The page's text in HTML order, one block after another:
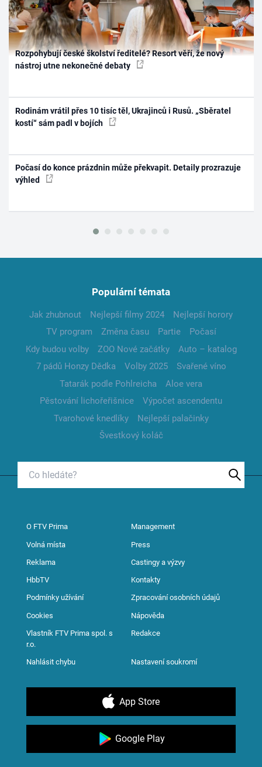
Rozpohybují české školství ředitelé? Resort věří, že nový
nástroj utne nekonečné debaty
Rodinám vrátil přes 10 tisíc těl, Ukrajinců i Rusů. „Sběratel
kostí“ sám padl v bojích
Počasí do konce prázdnin může překvapit. Detaily prozrazuje
výhled
Populární témata
Jak zhubnout Nejlepší filmy 2024
Nejlepší horory
TV program
Změna času Partie
Počasí
Kdy budou volby
ZOO Nové začátky
Auto – katalog
7 pádů Honzy Dědka
Volby 2025
Svařené víno
Tatarák podle Pohlreicha
Aloe vera
Pěstování lichořeřišnice
Výpočet ascendentu
Tvarohové knedlíky
Nejlepší palačinky
Švestkový koláč
O FTV Prima Management
Volná místa Press
Reklama Castingy a výzvy
HbbTV Kontakty
Podmínky užívání Zpracování osobních údajů
Cookies Nápověda
Vlastník FTV Prima spol. s
r.o.
Redakce
Nahlásit chybu Nastavení soukromí
App Store
Google Play